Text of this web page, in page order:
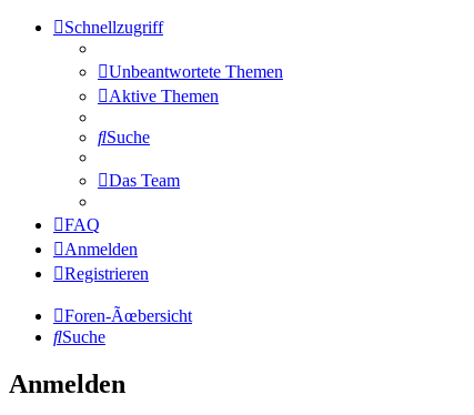
Schnellzugriff
Unbeantwortete Themen
Aktive Themen
Suche
Das Team
FAQ
Anmelden
Registrieren
Foren-Ãœbersicht
Suche
Anmelden